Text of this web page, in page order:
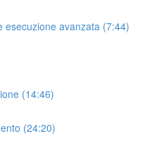
esecuzione avanzata (7:44)
(14:46)
(24:20)